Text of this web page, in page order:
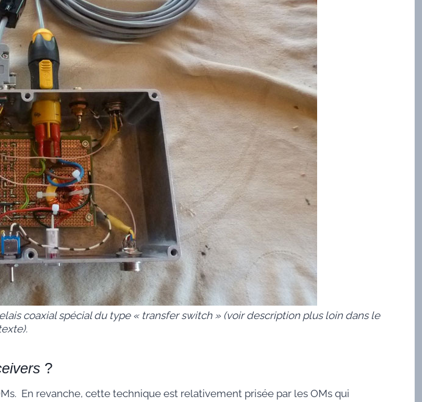
coaxial spécial du type « transfer switch » (voir description plus loin dans le
?
En revanche, cette technique est relativement prisée par les OMs qui